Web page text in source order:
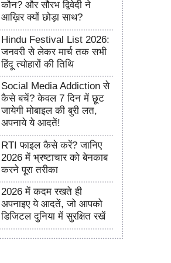
कौन? और सौरभ द्विवेदी ने
आख़िर क्यों छोड़ा साथ?
Hindu Festival List 2026:
जनवरी से लेकर मार्च तक सभी
हिंदू त्योहारों की तिथि
Social Media Addiction से
कैसे बचें? केवल 7 दिन में छूट
जायेगी मोबाइल की बुरी लत,
अपनाये ये आदतें!
RTI फाइल कैसे करें? जानिए
2026 में भ्रष्टाचार को बेनकाब
करने पूरा तरीका
2026 में कदम रखते ही
अपनाइए ये आदतें, जो आपको
डिजिटल दुनिया में सुरक्षित रखें